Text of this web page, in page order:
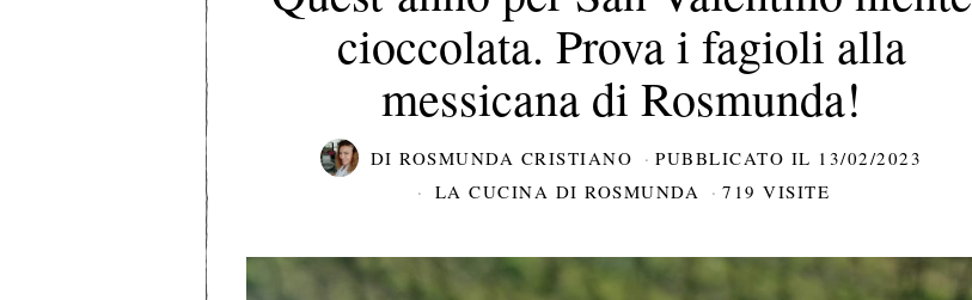
cioccolata. Prova i fagioli alla
messicana di Rosmunda!
DIROSMUNDA CRISTIANO PUBBLICATO IL 13/02/2023
LA CUCINA DI ROSMUNDA
719 VISITE